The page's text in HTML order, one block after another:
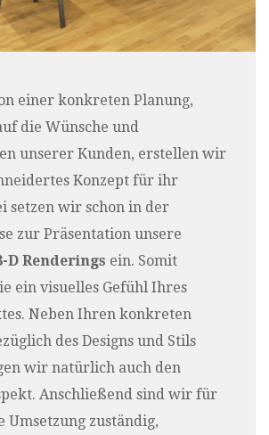
einer konkreten Planung,
die Wünsche und
unserer Kunden, erstellen wir
Konzept für ihr
setzen wir schon in der
zur Präsentation unsere
D Renderings ein. Somit
ein visuelles Gefühl Ihres
Neben Ihren konkreten
des Designs und Stils
wir natürlich auch den
Anschließend sind wir für
Umsetzung zuständig,